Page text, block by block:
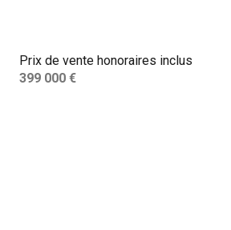
Prix de vente honoraires inclus
399 000 €